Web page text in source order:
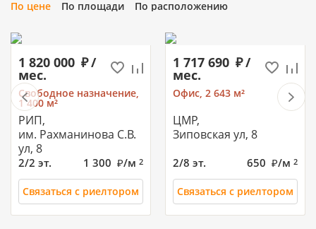
По цене По площади По расположению
1 820 000 /
мес.
Свободное назначение,
1 400 м²
РИП,
им. Рахманинова С.В.
ул, 8
2/2 эт. 1 300 /м 2
Связаться с риелтором
1 717 690 /
мес.
Офис, 2 643 м²
ЦМР,
Зиповская ул, 8
2/8 эт. 650 /м 2
Связаться с риелтором